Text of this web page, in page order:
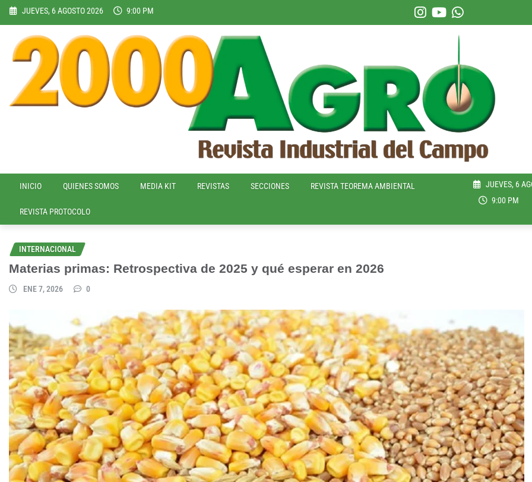
Skip
content
JUEVES, 6 AGOSTO 2026 9:00 PM
INICIO QUIENES SOMOS MEDIA KIT REVISTAS SECCIONES REVISTA TEOREMA AMBIENTAL
REVISTA PROTOCOLO
JUEVES, 6
9:00 PM
INTERNACIONAL
Materias primas: Retrospectiva de 2025 y qué esperar en 2026
ENE 7, 2026 0